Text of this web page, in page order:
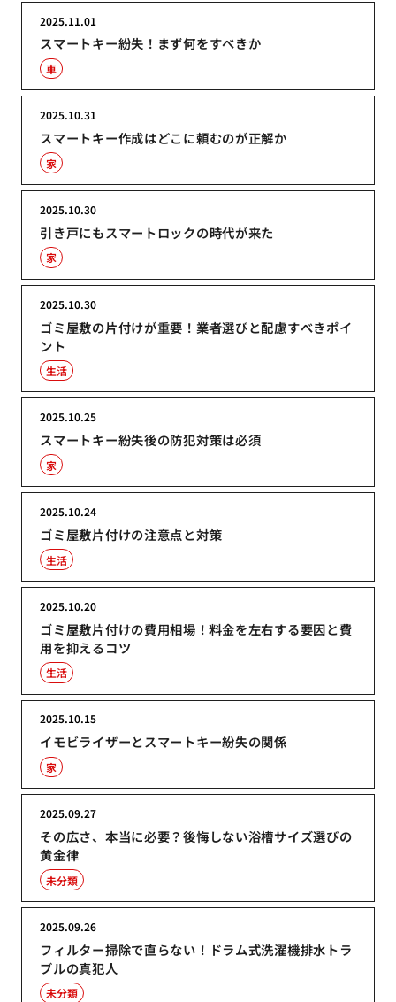
スマートキー紛失！まず何をすべきか
2025.11.01
車
スマートキー作成はどこに頼むのが正解か
2025.10.31
家
引き戸にもスマートロックの時代が来た
2025.10.30
家
ゴミ屋敷の片付けが重要！業者選びと配慮すべきポイ
ント
2025.10.30
生活
スマートキー紛失後の防犯対策は必須
2025.10.25
家
ゴミ屋敷片付けの注意点と対策
2025.10.24
生活
ゴミ屋敷片付けの費用相場！料金を左右する要因と費
用を抑えるコツ
2025.10.20
生活
イモビライザーとスマートキー紛失の関係
2025.10.15
家
その広さ、本当に必要？後悔しない浴槽サイズ選びの
黄金律
2025.09.27
未分類
フィルター掃除で直らない！ドラム式洗濯機排水トラ
ブルの真犯人
2025.09.26
未分類